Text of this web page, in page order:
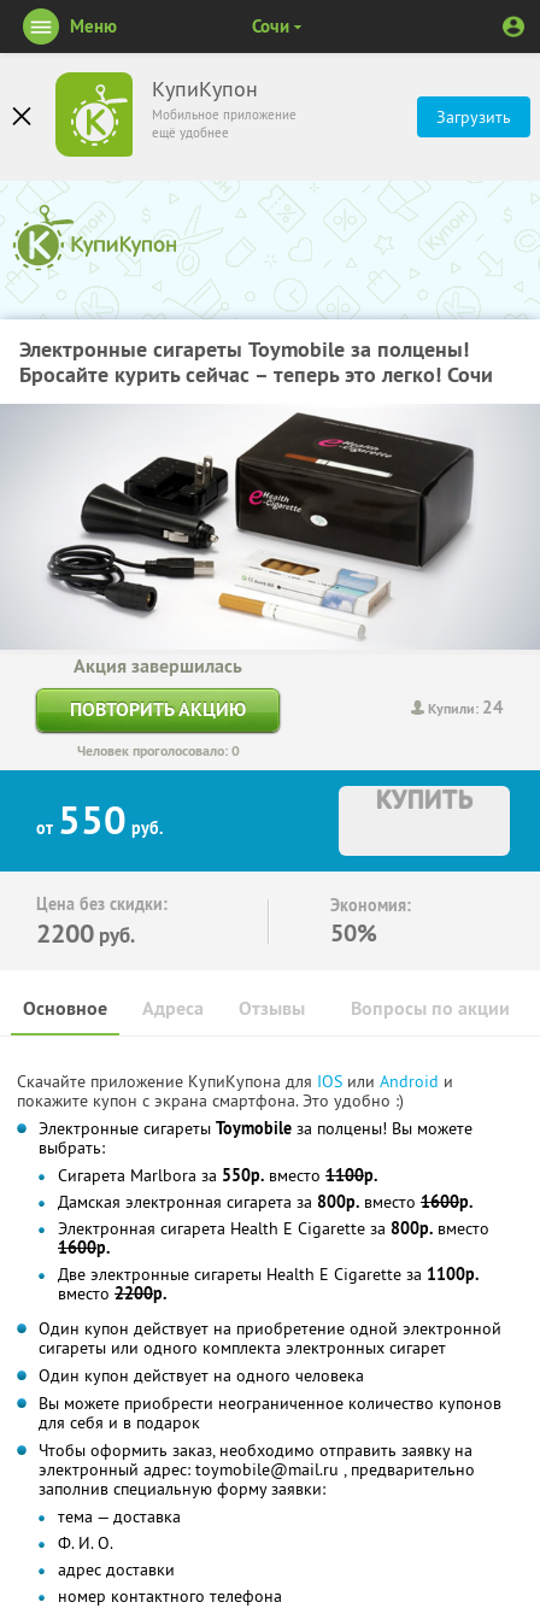
КупиКупон
Мобильное приложение
ещё удобнее
Загрузить
Меню Сочи
Электронные сигареты Toymobile за полцены!
Бросайте курить сейчас – теперь это легко! Сочи
Купили: 24
Акция завершилась
ПОВТОРИТЬ АКЦИЮ
Человек проголосовало: 0
от 550 руб.
КУПИТЬ
Цена без скидки:
2200 руб.
Экономия:
50%
Основное Отзывы Вопросы по акции
Адреса
Скачайте приложение КупиКупона для IOS или Android и
покажите купон с экрана смартфона. Это удобно :)
Электронные сигареты Toymobile за полцены! Вы можете
выбрать:
Сигарета Marlbora за 550р. вместо 1100р.
Дамская электронная сигарета за 800р. вместо 1600р.
Электронная сигарета Health E Cigarette за 800р. вместо
1600р.
Две электронные сигареты Health E Cigarette за 1100р.
вместо 2200р.
Один купон действует на приобретение одной электронной
сигареты или одного комплекта электронных сигарет
Один купон действует на одного человека
Вы можете приобрести неограниченное количество купонов
для себя и в подарок
Чтобы оформить заказ, необходимо отправить заявку на
электронный адрес: toymobile@mail.ru , предварительно
заполнив специальную форму заявки:
тема — доставка
Ф. И. О.
адрес доставки
номер контактного телефона